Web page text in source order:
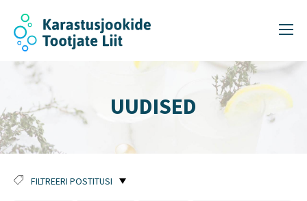
UUDISED
FILTREERI POSTITUSI